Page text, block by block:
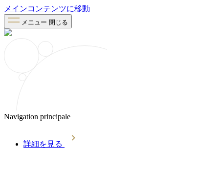
メインコンテンツに移動
メニュー 閉じる
Navigation principale
詳細を見る